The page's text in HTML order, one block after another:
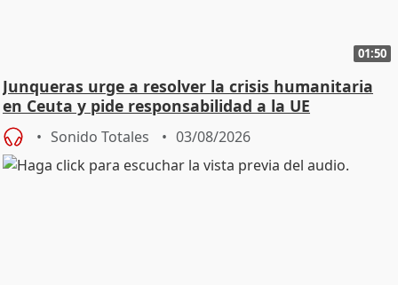
01:50
Junqueras urge a resolver la crisis humanitaria
en Ceuta y pide responsabilidad a la UE
Sonido Totales 03/08/2026